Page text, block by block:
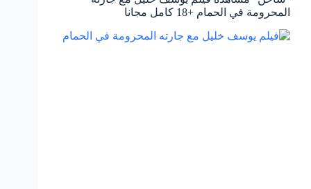
المحرومة في الحمام +18 كامل مجانا